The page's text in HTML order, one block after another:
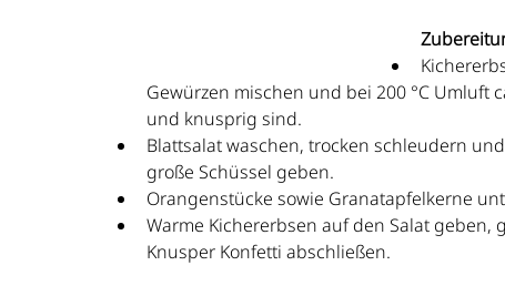
Gewürzen mischen und bei 200 °C Umluft
und knusprig sind.
Blattsalat waschen, trocken schleudern
große Schüssel geben.
Orangenstücke sowie Granatapfelkerne
Warme Kichererbsen auf den Salat
Knusper Konfetti abschließen.